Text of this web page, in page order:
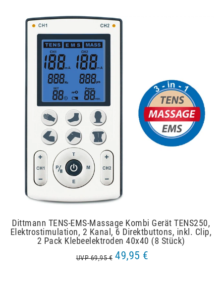
Dittmann TENS-EMS-Massage Kombi Gerät TENS250,
Elektrostimulation, 2 Kanal, 6 Direktbuttons, inkl. Clip,
2 Pack Klebeelektroden 40x40 (8 Stück)
UVP 69,95 € 49,95 €